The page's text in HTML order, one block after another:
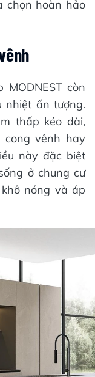
chọn hoàn hảo
còn
nhiệt ấn tượng.
thấp kéo dài,
cong vênh hay
này đặc biệt
ở chung cư
nóng và áp